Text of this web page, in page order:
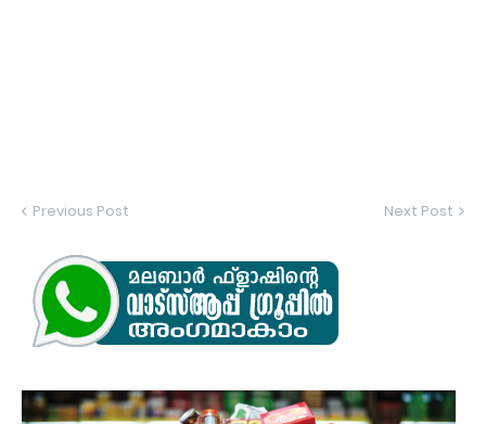
Previous Post Next Post